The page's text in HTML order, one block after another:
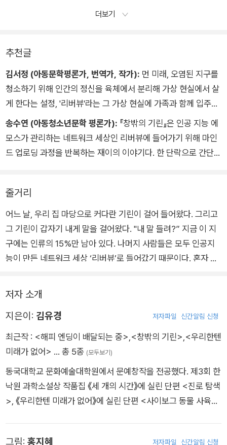
가야 하는 소라는 꽉 잠긴 문 안에 갇혀 있는 기분이 들 것 같았
더보기
추천글
김서정 (아동문학평론가, 번역가, 작가): 먼 미래, 오염된 지구를
청소하기 위해 인간의 정신을 육체에서 분리해 가상 현실에서 살
게 한다는 설정, '리버뷰'라는 그 가상 현실에 가족과 함께 입주하
지 못해 혼자 남은 여자아이의 분투기가 흥미롭게 펼쳐지는 동안,
독자는 인물에 이입되어 함께 마음 조이면서 고민하게 된다. 재이
가 동물과 소통한다는 신화적 설정, 살짝 탐정물 같은 요소도 재
한 서사 안에서 던진다는 점에서 어린이 심사위원들의 눈길을 더
하고 합리적인 판단을 하고 있'다고 믿을 수 있을까? 어린 여자아
이가 반려동물과 함께 있고자 혈연인 가족들과 스스로 헤어져 다
른 세상에 홀로 남는다는 것이 가능하고 바람직한 일일까? 영혼
문제를 내놓고 가열차게 토론하는 현장을 상상하면 벅찬 에너지
가 솟는다. 작품의 완성에 적극적으로 참여하는 독자들의 열기 덕
송수연 (아동청소년문학 평론가): 『창밖의 기린』은 인공 지능 에
모스가 관리하는 네트워크 세상인 리버뷰에 들어가기 위해 마인
드 업로딩 과정을 반복하는 재이의 이야기다. 한 단락으로 간단하
목을 끌었다. 이종(동물과 사람)간의 소통을 그려 낸 장면도 식상
하지 않고 충분히 환상적이며, 불로불사할 수 있는 리버뷰에 자신
의 선택으로 들어가지 않는 사람들의 모습을 보여 주는 이유가 개
성적이었다. 다만 결말로 가면서 경이감이 줄어드는 점은 아쉬웠
다. 이종의 소통을 통해 경이감을 신선하게 보여 주었음에도, 동
라고 보았다.
줄거리
어느 날, 우리 집 마당으로 커다란 기린이 걸어 들어왔다. 그리고
그 기린이 갑자기 내게 말을 걸어왔다. "내 말 들려?” 지금 이 지
구에는 인류의 15%만 남아 있다. 나머지 사람들은 모두 인공지
능이 만든 네트워크 세상 ‘리버뷰’로 들어갔기 때문이다. 혼자 남
만 그때부터 아주 신기하고도 특별한 만남들이 하나둘 찾아오는
데…….
저자 소개
지은이: 김유경 저자파일 신간알림 신청
최근작 : <해피 엔딩이 배달되는 중> <창밖의 기린> <우리한텐
미래가 없어> … 총 5종 (모두보기)
동국대학교 문화예술대학원에서 문예창작을 전공했다. 제3회 한
낙원 과학소설상 작품집 《세 개의 시간》에 실린 단편 <진로 탐색
>, 《우리한텐 미래가 없어》에 실린 단편 <사이보그 동물 사육제
그림: 홍지혜 저자파일 신간알림 신청